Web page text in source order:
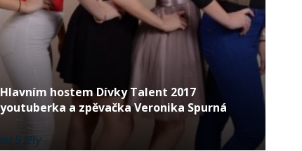
Hlavním hostem Dívky Talent 2017
youtuberka a zpěvačka Veronika Spurná
9 lety